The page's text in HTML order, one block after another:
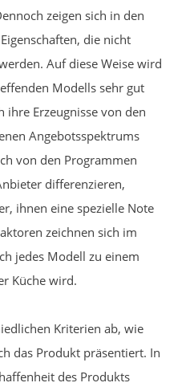
zeigen sich in den
die nicht
Auf diese Weise wird
Modells sehr gut
ihre Erzeugnisse von den
Angebotsspektrums
von den Programmen
differenzieren,
ihnen eine spezielle Note
zeichnen sich im
jedes Modell zu einem
Küche wird.
Kriterien ab, wie
das Produkt präsentiert. In
des Produkts